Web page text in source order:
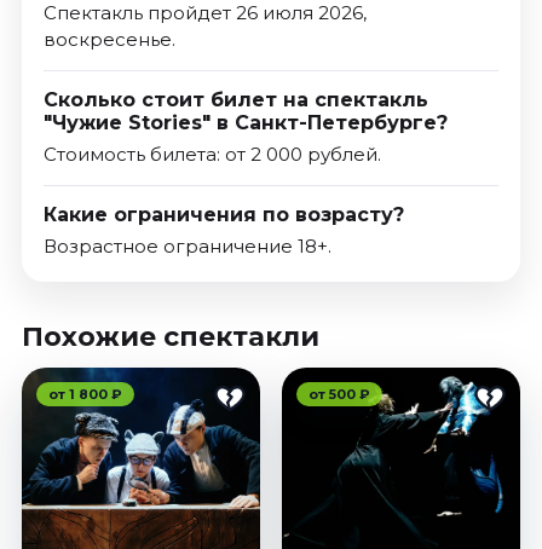
Спектакль пройдет 26 июля 2026,
воскресенье.
Сколько стоит билет на спектакль
"Чужие Stories" в Санкт-Петербурге?
Стоимость билета: от 2 000 рублей.
Какие ограничения по возрасту?
Возрастное ограничение 18+.
Похожие спектакли
от 1 800 ₽ от 500 ₽